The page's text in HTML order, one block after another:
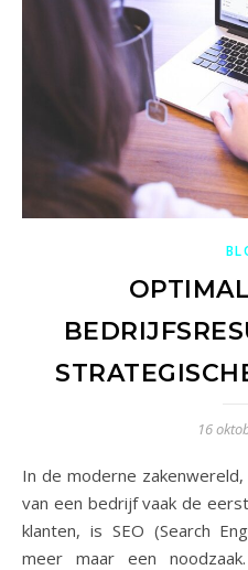
16
In de moderne zakenwereld, waar de online aanwezigheid
van een bedrijf vaak de
klanten, is SEO (Search
meer maar een